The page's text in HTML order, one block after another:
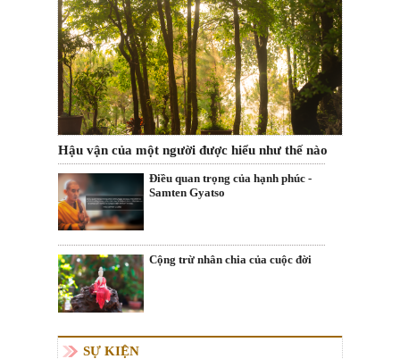
Hậu vận của một người được hiểu như thế nào
Điều quan trọng của hạnh phúc -
Samten Gyatso
Cộng trừ nhân chia của cuộc đời
SỰ KIỆN